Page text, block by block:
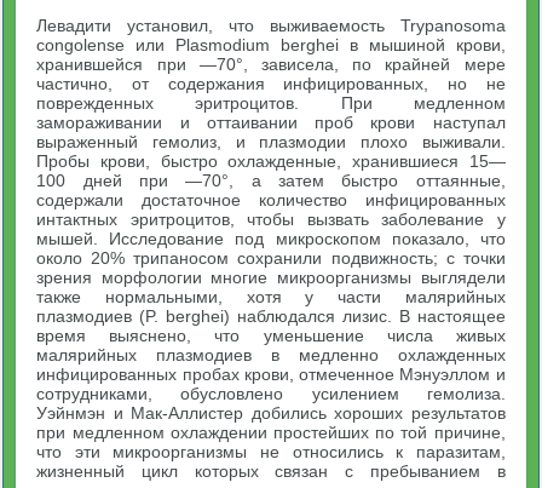
Левадити установил, что выживаемость Trypanosoma
congolense или Plasmodium berghei в мышиной крови,
хранившейся при —70°, зависела, по крайней мере
частично, от содержания инфицированных, но не
поврежденных эритроцитов. При медленном
замораживании и оттаивании проб крови наступал
выраженный гемолиз, и плазмодии плохо выживали.
Пробы крови, быстро охлажденные, хранившиеся 15—
100 дней при —70°, а затем быстро оттаянные,
содержали достаточное количество инфицированных
интактных эритроцитов, чтобы вызвать заболевание у
мышей. Исследование под микроскопом показало, что
около 20% трипаносом сохранили подвижность; с точки
зрения морфологии многие микроорганизмы выглядели
также нормальными, хотя у части малярийных
плазмодиев (P. berghei) наблюдался лизис. В настоящее
время выяснено, что уменьшение числа живых
малярийных плазмодиев в медленно охлажденных
инфицированных пробах крови, отмеченное Мэнуэллом и
сотрудниками, обусловлено усилением гемолиза.
Уэйнмэн и Мак-Аллистер добились хороших результатов
при медленном охлаждении простейших по той причине,
что эти микроорганизмы не относились к паразитам,
жизненный цикл которых связан с пребыванием в